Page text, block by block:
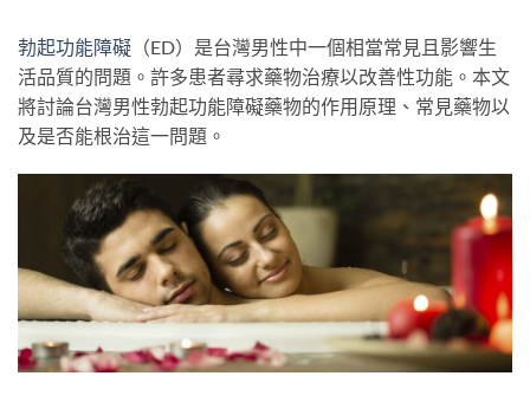
勃起功能障礙 （ED）是台灣男性中一個相當常見且影響生
活品質的問題。許多患者尋求藥物治療以改善性功能。本文
將討論台灣男性勃起功能障礙藥物的作用原理、常見藥物以
及是否能根治這一問題。